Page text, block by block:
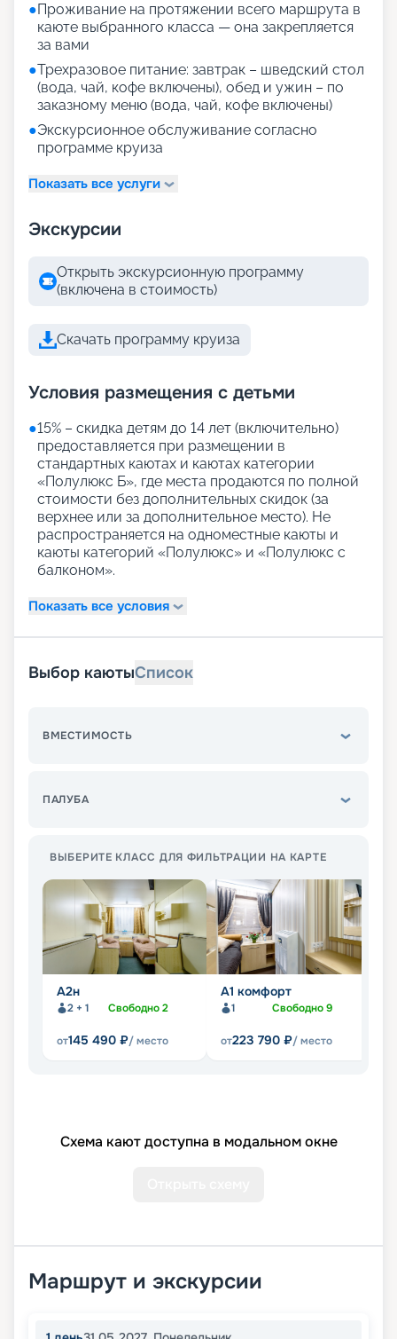
●Проживание на протяжении всего маршрута в
каюте выбранного класса — она закрепляется
за вами
●Трехразовое питание: завтрак – шведский стол
(вода, чай, кофе включены), обед и ужин – по
заказному меню (вода, чай, кофе включены)
●Экскурсионное обслуживание согласно
программе круиза
Показать все услуги
Экскурсии
Открыть экскурсионную программу
(включена в стоимость)
Скачать программу круиза
Условия размещения с детьми
●15% – скидка детям до 14 лет (включительно)
предоставляется при размещении в
стандартных каютах и каютах категории
«Полулюкс Б», где места продаются по полной
стоимости без дополнительных скидок (за
верхнее или за дополнительное место). Не
распространяется на одноместные каюты и
каюты категорий «Полулюкс» и «Полулюкс с
балконом».
Показать все условия
Выбор каютыСписок
ВМЕСТИМОСТЬ
ПАЛУБА
ВЫБЕРИТЕ КЛАСС ДЛЯ ФИЛЬТРАЦИИ НА КАРТЕ
А2н
2 + 1 Свободно2
от145 490 ₽/ место
А1 комфорт
1 Свободно9
от223 790 ₽/ место
Схема кают доступна в модальном окне
Маршрут и экскурсии